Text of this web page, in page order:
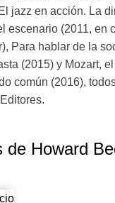
jazz en acción. La
escenario (2011, en
Para hablar de la
(2015) y Mozart,
común (2016),
de Howard